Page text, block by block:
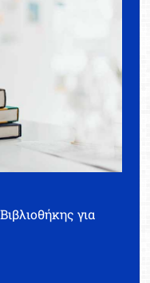
για